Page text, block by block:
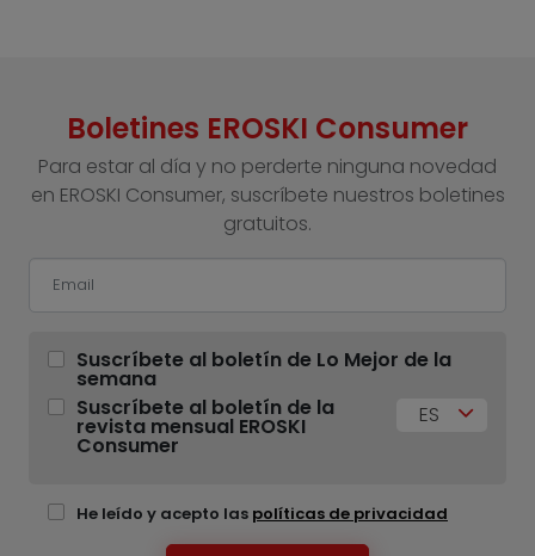
Boletines EROSKI Consumer
Para estar al día y no perderte ninguna novedad
en EROSKI Consumer, suscríbete nuestros boletines
gratuitos.
Suscríbete al boletín de Lo Mejor de la
semana
Suscríbete al boletín de la
revista mensual EROSKI
Consumer
ES
He leído y acepto las políticas de privacidad